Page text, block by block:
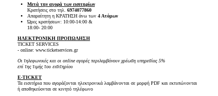
Μετά την αγορά των εισιτηρίων
Kρατήσεις στο τηλ. 6974077860
Απαραίτητη η ΚΡΑΤΗΣΗ άνω των 4 Ατόμων
Ώρες κρατήσεων: 10:00-14:00 &
18:00- 20:00
ΗΛΕΚΤΡΟΝΙΚΗ ΠΡΟΠΩΛΗΣΗ
TICKET SERVICES
- online: www.ticketservices.gr
Οι τηλεφωνικές και οι online αγορές περιλαμβάνουν χρέωση υπηρεσίας 5%
επί της τιμής του εισιτηρίου
E-TICKET
Τα εισιτήρια που αγοράζονται ηλεκτρονικά λαμβάνονται σε μορφή PDF και εκτυπώνονται
ή αποθηκεύονται σε κινητό τηλέφωνο